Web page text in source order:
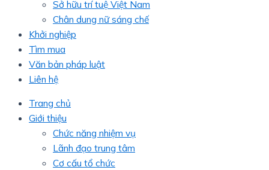
Sở hữu trí tuệ Việt Nam
Chân dung nữ sáng chế
Khởi nghiệp
Tìm mua
Văn bản pháp luật
Liên hệ
Trang chủ
Giới thiệu
Chức năng nhiệm vụ
Lãnh đạo trung tâm
Cơ cấu tổ chức